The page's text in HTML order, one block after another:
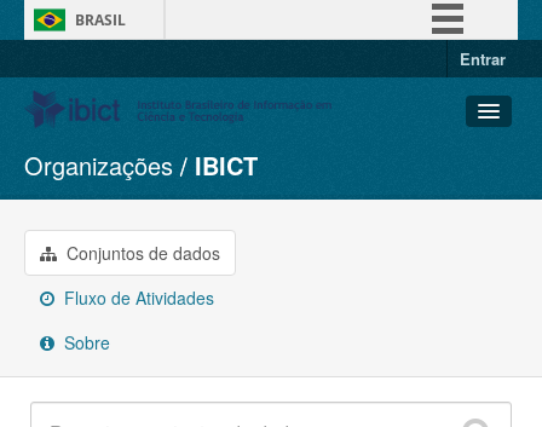
BRASIL
Entrar
Conjuntos de dados
Organizações
Grupos
Sobre
Organizações IBICT
Conjuntos de dados
Fluxo de Atividades
Sobre